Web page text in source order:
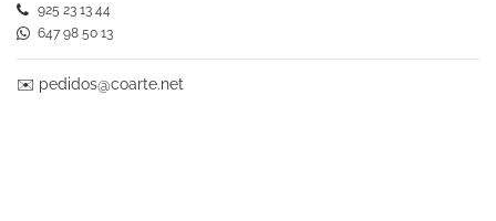
925 23 13 44
647 98 50 13
✉️ pedidos@coarte.net